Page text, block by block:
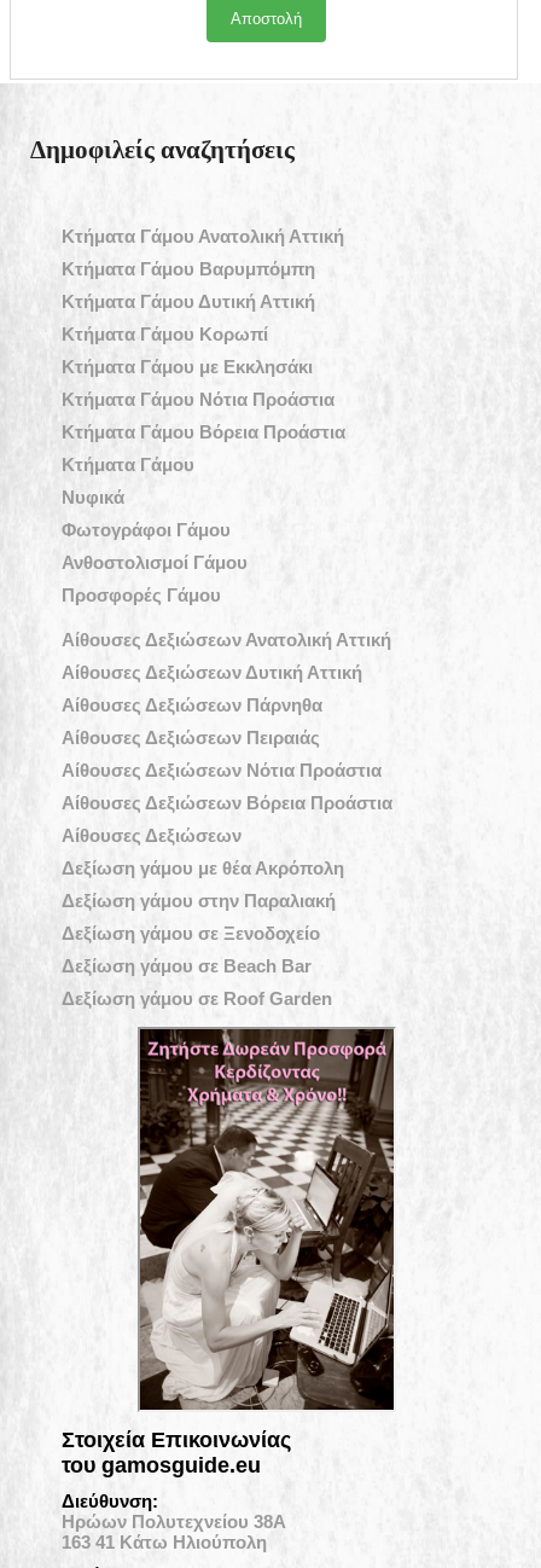
Δημοφιλείς αναζητήσεις
Κτήματα Γάμου Ανατολική Αττική
Κτήματα Γάμου Βαρυμπόμπη
Κτήματα Γάμου Δυτική Αττική
Κτήματα Γάμου Κορωπί
Κτήματα Γάμου με Εκκλησάκι
Κτήματα Γάμου Νότια Προάστια
Κτήματα Γάμου Βόρεια Προάστια
Κτήματα Γάμου
Νυφικά
Φωτογράφοι Γάμου
Ανθοστολισμοί Γάμου
Προσφορές Γάμου
Αίθουσες Δεξιώσεων Ανατολική Αττική
Αίθουσες Δεξιώσεων Δυτική Αττική
Αίθουσες Δεξιώσεων Πάρνηθα
Αίθουσες Δεξιώσεων Πειραιάς
Αίθουσες Δεξιώσεων Νότια Προάστια
Αίθουσες Δεξιώσεων Βόρεια Προάστια
Αίθουσες Δεξιώσεων
Δεξίωση γάμου με θέα Ακρόπολη
Δεξίωση γάμου στην Παραλιακή
Δεξίωση γάμου σε Ξενοδοχείο
Δεξίωση γάμου σε Beach Bar
Δεξίωση γάμου σε Roof Garden
Στοιχεία Επικοινωνίας
του gamosguide.eu
Διεύθυνση:
Ηρώων Πολυτεχνείου 38Α
163 41 Κάτω Ηλιούπολη